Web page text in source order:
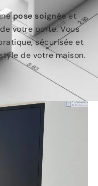
pose soignéeet
votre porte. Vous
sécurisée et
de votre maison.